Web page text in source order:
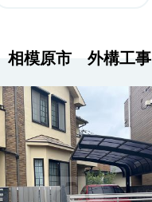
相模原市 外構工事